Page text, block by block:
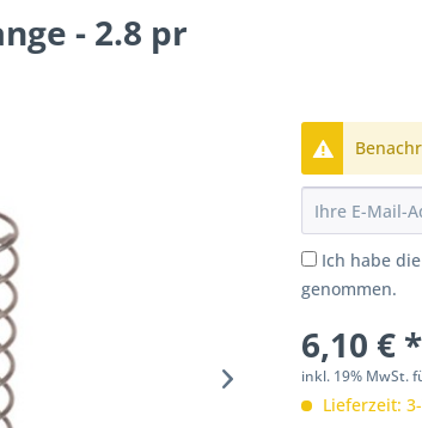
- 2.8 pr
Ich habe die
genommen.
6,10 € *
inkl. 19% MwSt.
Lieferzeit: